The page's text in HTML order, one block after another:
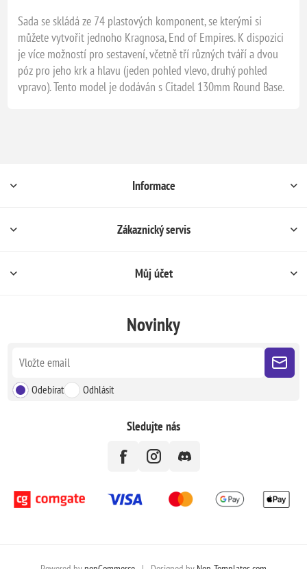
Sada se skládá ze 74 plastových komponent, se kterými si
můžete vytvořit jednoho Kragnosa, End of Empires. K dispozici
je více možností pro sestavení, včetně tří různých tváří a dvou
póz pro jeho krk a hlavu (jeden pohled vlevo, druhý pohled
vpravo). Tento model je dodáván s Citadel 130mm Round Base.
Informace
Zákaznický servis
Můj účet
Novinky
Odebírat Odhlásit
Sledujte nás